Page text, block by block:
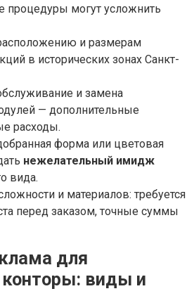
процедуры могут усложнить
и размерам
в исторических зонах Санкт-
и замена
— дополнительные
расходы.
форма или цветовая
нежелательный имидж
вида.
и материалов: требуется
перед заказом, точные суммы
для
конторы: виды и